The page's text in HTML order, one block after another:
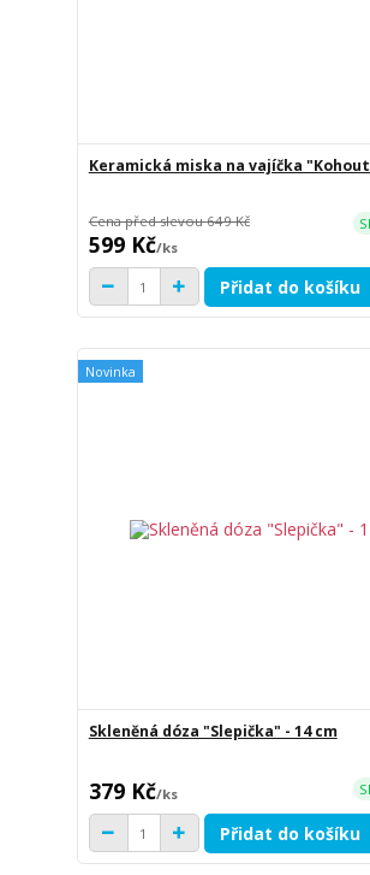
Keramická miska na vajíčka
Cena před slevou649 Kč
599 Kč/ks
Přidat do košíku
Novinka
Skleněná dóza "Slepička" - 14 cm
379 Kč/ks
Přidat do košíku